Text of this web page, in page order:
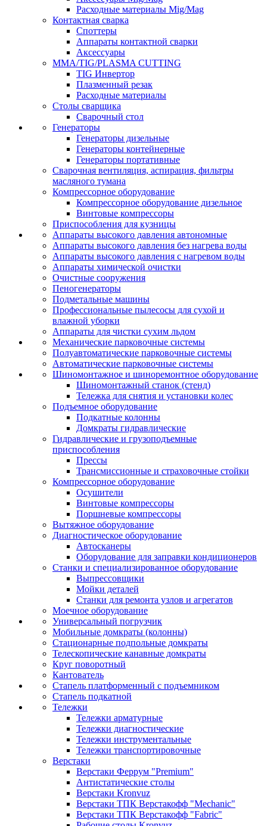
Расходные материалы Mig/Mag
Контактная сварка
Споттеры
Аппараты контактной сварки
Аксессуары
MMA/TIG/PLASMA CUTTING
TIG Инвертор
Плазменный резак
Расходные материалы
Столы сварщика
Сварочный стол
Генераторы
Генераторы дизельные
Генераторы контейнерные
Генераторы портативные
Сварочная вентиляция, аспирация, фильтры
масляного тумана
Компрессорное оборудование
Компрессорное оборудование дизельное
Винтовые компрессоры
Приспособления для кузницы
Аппараты высокого давления автономные
Аппараты высокого давления без нагрева воды
Аппараты высокого давления с нагревом воды
Аппараты химической очистки
Очистные сооружения
Пеногенераторы
Подметальные машины
Профессиональные пылесосы для сухой и
влажной уборки
Аппараты для чистки сухим льдом
Механические парковочные системы
Полуавтоматические парковочные системы
Автоматические парковочные системы
Шиномонтажное и шиноремонтное оборудование
Шиномонтажный станок (стенд)
Тележка для снятия и установки колес
Подъемное оборудование
Подкатные колонны
Домкраты гидравлические
Гидравлические и грузоподъемные
приспособления
Прессы
Трансмиссионные и страховочные стойки
Компрессорное оборудование
Осушители
Винтовые компрессоры
Поршневые компрессоры
Вытяжное оборудование
Диагностическое оборудование
Автосканеры
Оборудование для заправки кондиционеров
Станки и специализированное оборудование
Выпрессовщики
Мойки деталей
Станки для ремонта узлов и агрегатов
Моечное оборудование
Универсальный погрузчик
Мобильные домкраты (колонны)
Стационарные подпольные домкраты
Телескопические канавные домкраты
Круг поворотный
Кантователь
Стапель платформенный с подъемником
Стапель подкатной
Тележки
Тележки арматурные
Тележки диагностические
Тележки инструментальные
Тележки транспортировочные
Верстаки
Верстаки Феррум "Premium"
Антистатические столы
Верстаки Kronvuz
Верстаки ТПК Верстакофф "Mechanic"
Верстаки ТПК Верстакофф "Fabric"